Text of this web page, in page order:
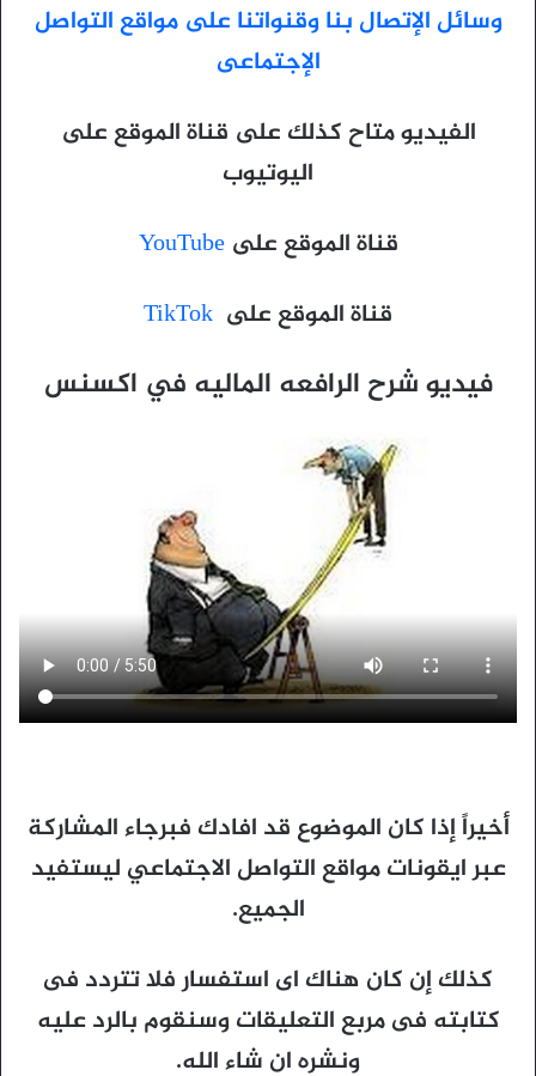
وسائل الإتصال بنا وقنواتنا على مواقع التواصل
الإجتماعى
الفيديو متاح كذلك على قناة الموقع على
اليوتيوب
قناة الموقع علىYouTube
قناة الموقع على TikTok
فيديو شرح الرافعه الماليه في اكسنس
أخيراً إذا كان الموضوع قد افادك فبرجاء المشاركة
عبر ايقونات مواقع التواصل الاجتماعي ليستفيد
الجميع.
كذلك إن كان هناك اى استفسار فلا تتردد فى
كتابته فى مربع التعليقات وسنقوم بالرد عليه
ونشره ان شاء الله.